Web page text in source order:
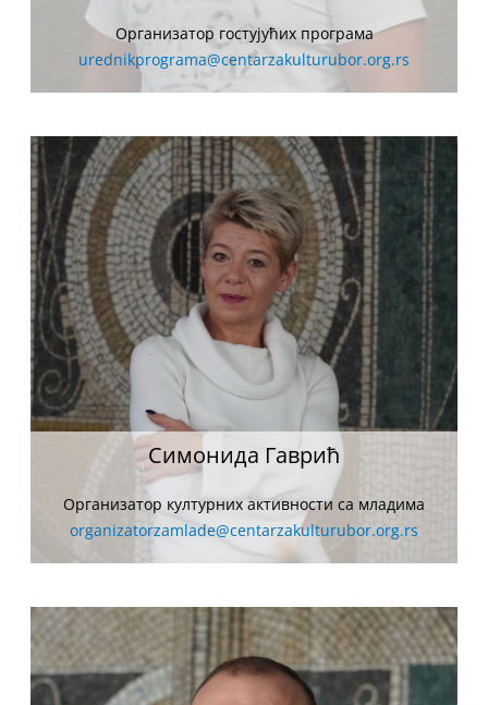
Организатор гостујућих програма
urednikprograma@centarzakulturubor.org.rs
Симонида Гаврић
Организатор културних активности са младима
organizatorzamlade@centarzakulturubor.org.rs